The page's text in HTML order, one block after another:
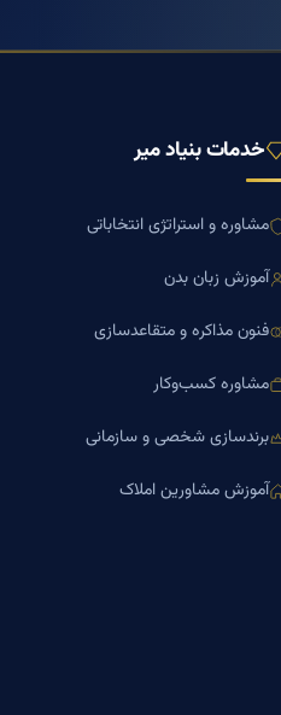
خدمات بنیاد میر
مشاوره و استراتژی انتخاباتی
آموزش زبان بدن
فنون مذاکره و متقاعدسازی
مشاوره کسب‌وکار
برندسازی شخصی و سازمانی
آموزش مشاورین املاک